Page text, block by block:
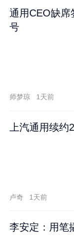
通用CEO缺
号
师梦琼 1天前
上汽通用续
卢奇 1天前
李安定：用笔